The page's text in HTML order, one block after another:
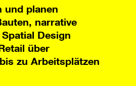
und planen
narrative
Design
über
zu Arbeitsplätzen